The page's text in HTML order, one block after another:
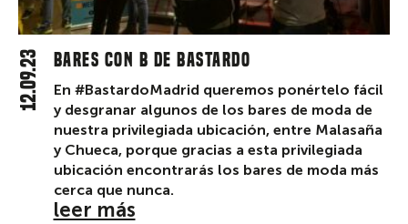
Bares con B de Bastardo
12.09.23
En #BastardoMadrid queremos ponértelo fácil
y desgranar algunos de los bares de moda de
nuestra privilegiada ubicación, entre Malasaña
y Chueca, porque gracias a esta privilegiada
ubicación encontrarás los bares de moda más
cerca que nunca.
leer más